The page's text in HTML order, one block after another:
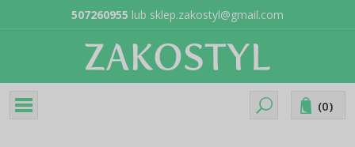
507260955 lub sklep.zakostyl@gmail.com
(0)